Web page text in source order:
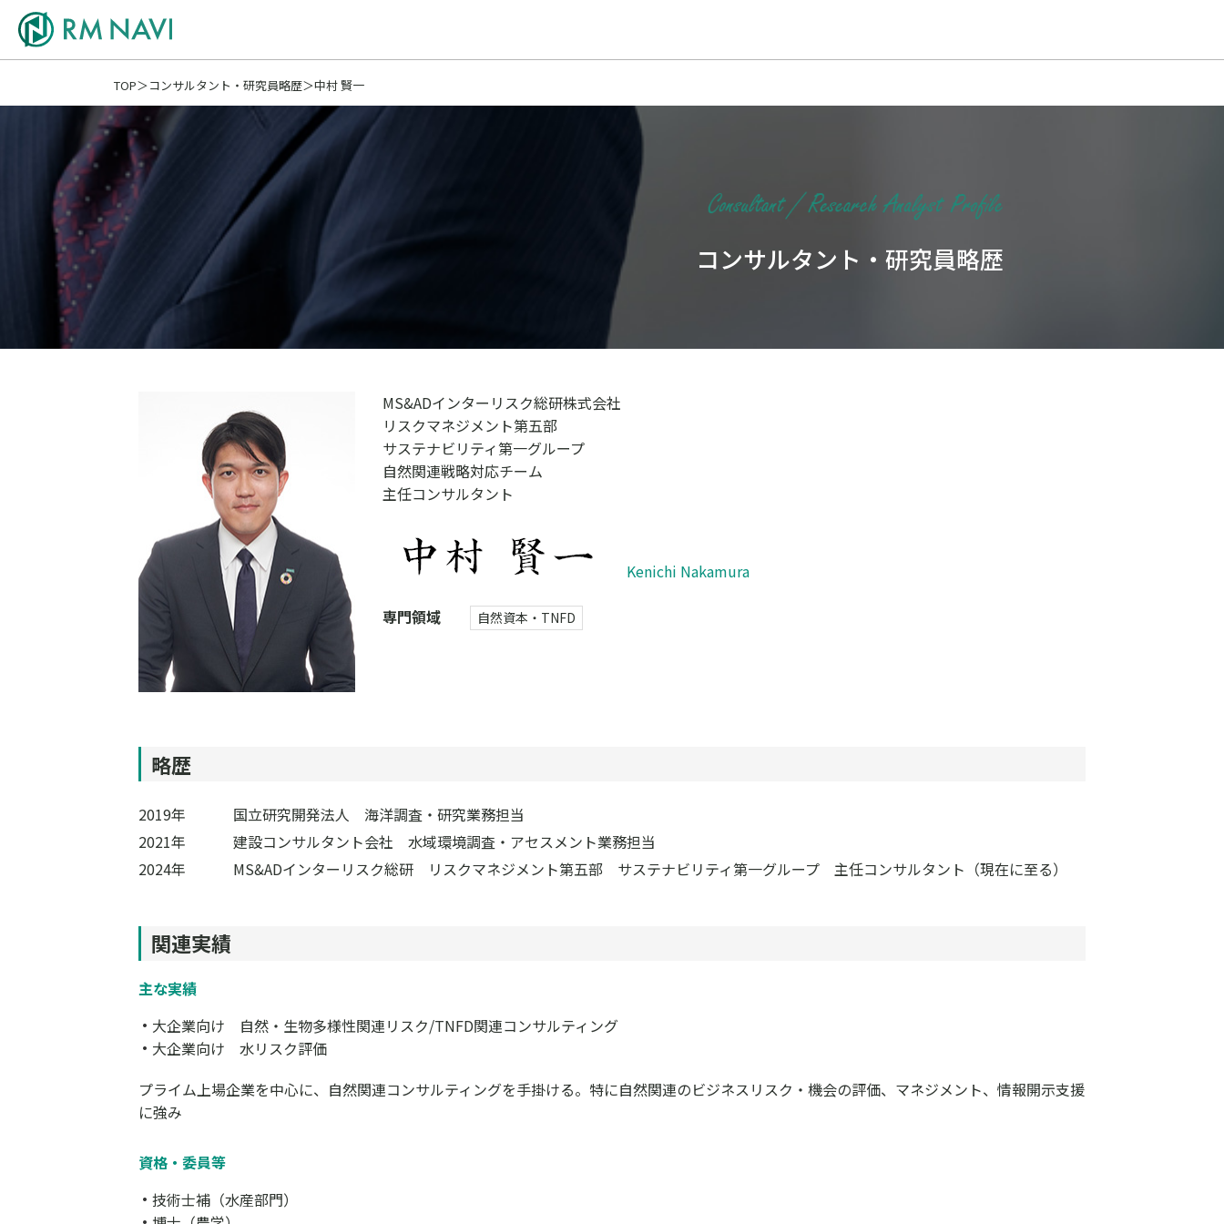
TOP コンサルタント・研究員略歴 中村 賢一
コンサルタント・研究員略歴
MS&ADインターリスク総研株式会社
リスクマネジメント第五部
サステナビリティ第一グループ
自然関連戦略対応チーム
主任コンサルタント
Kenichi Nakamura
専門領域 自然資本・TNFD
略歴
2019年
国立研究開発法人 海洋調査・研究業務担当
2021年
建設コンサルタント会社 水域環境調査・アセスメント業務担当
2024年
MS&ADインターリスク総研 リスクマネジメント第五部 サステナビリティ第一グループ 主任コンサルタント（現在に至る）
関連実績
主な実績
大企業向け 自然・生物多様性関連リスク/TNFD関連コンサルティング
大企業向け 水リスク評価
プライム上場企業を中心に、自然関連コンサルティングを手掛ける。特に自然関連のビジネスリスク・機会の評価、マネジメント、情報開示支援
に強み
資格・委員等
技術士補（水産部門）